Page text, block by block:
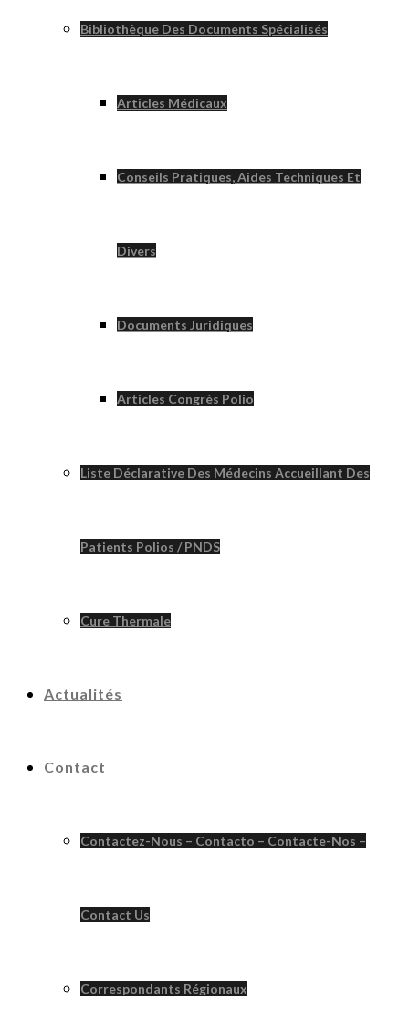
Bibliothèque Des Documents Spécialisés
Articles Médicaux
Conseils Pratiques, Aides Techniques Et
Divers
Documents Juridiques
Articles Congrès Polio
Liste Déclarative Des Médecins Accueillant Des
Patients Polios / PNDS
Cure Thermale
Actualités
Contact
Contactez-Nous – Contacto – Contacte-Nos –
Contact Us
Correspondants Régionaux